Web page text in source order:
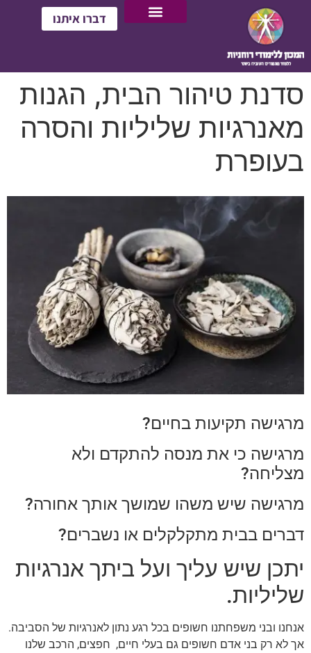
דברו איתנו
סדנת טיהור הבית, הגנות
מאנרגיות שליליות והסרה
בעופרת
מרגישה תקיעות בחיים?
מרגישה כי את מנסה להתקדם ולא
מצליחה?
מרגישה שיש משהו שמושך אותך אחורה?
דברים בבית מתקלקלים או נשברים?
יתכן שיש עליך ועל ביתך אנרגיות
שליליות.
אנחנו ובני משפחתנו חשופים בכל רגע נתון לאנרגיות של הסביבה.
אך לא רק בני אדם חשופים גם בעלי חיים, חפצים, הרכב שלנו